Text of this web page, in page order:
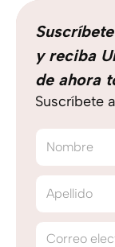
y reciba
de ahora
Suscríbete
Nombre
Apellido
Correo